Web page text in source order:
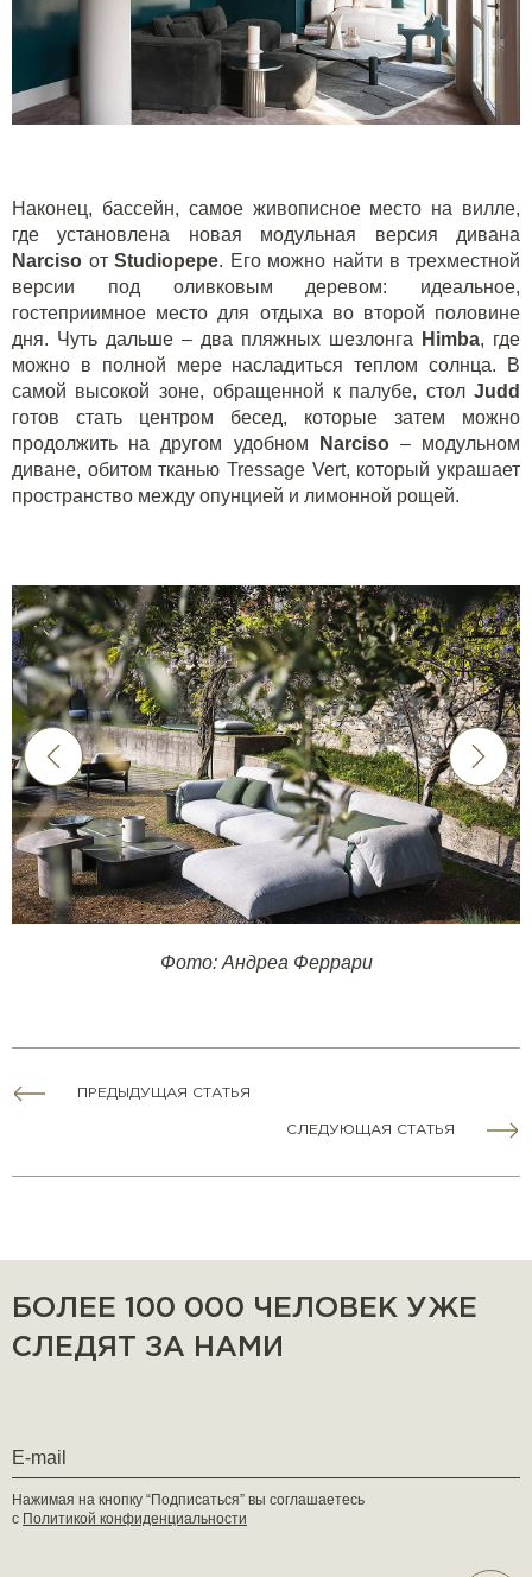
Наконец, бассейн, самое живописное место на вилле,
где установлена новая модульная версия дивана
Narciso отStudiopepe. Его можно найти в трехместной
версии под оливковым деревом: идеальное,
гостеприимное место для отдыха во второй половине
дня. Чуть дальше – два пляжных шезлонга
Himba, где
можно в полной мере насладиться теплом солнца. В
самой высокой зоне, обращенной к палубе, стол Judd
готов стать центром бесед, которые затем можно
продолжить на другом удобном
Narciso – модульном
диване, обитом тканью Tressage Vert, который украшает
пространство между опунцией и лимонной рощей.
Фото: Андреа Феррари
ПРЕДЫДУЩАЯ СТАТЬЯ
СЛЕДУЮЩАЯ СТАТЬЯ
БОЛЕЕ 100 000 ЧЕЛОВЕК УЖЕ
СЛЕДЯТ ЗА НАМИ
Нажимая на кнопку “Подписаться” вы соглашаетесь
с Политикой конфиденциальности